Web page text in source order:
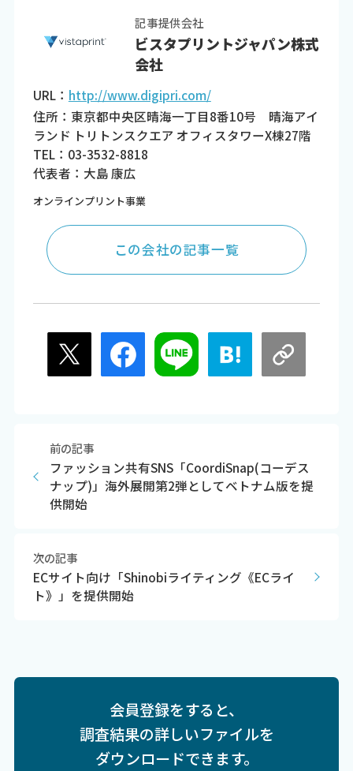
記事提供会社
ビスタプリントジャパン株式
会社
URL： http://www.digipri.com/
住所：東京都中央区晴海一丁目8番10号 晴海アイ
ランド トリトンスクエア オフィスタワーX棟27階
TEL：03-3532-8818
代表者：大島 康広
オンラインプリント事業
この会社の記事一覧
前の記事
ファッション共有SNS「CoordiSnap(コーデス
ナップ)」海外展開第2弾としてベトナム版を提
供開始
次の記事
ECサイト向け「Shinobiライティング《ECライ
ト》」を提供開始
会員登録をすると、
調査結果の詳しいファイルを
ダウンロードできます。